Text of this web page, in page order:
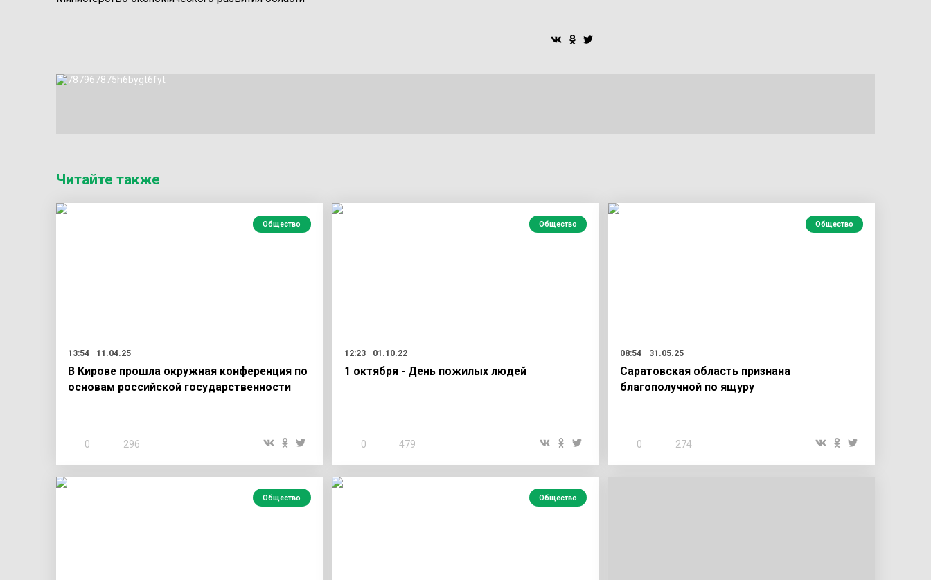
Читайте также
Общество
13:54 11.04.25
В Кирове прошла окружная конференция по
основам российской государственности
0 296
Общество
12:23 01.10.22
1 октября - День пожилых людей
0 479
Общество
08:54 31.05.25
Саратовская область признана
благополучной по ящуру
0 274
Общество Общество